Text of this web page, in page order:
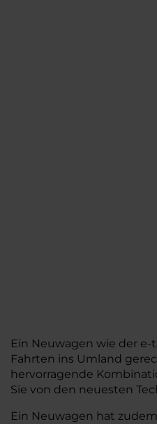
Ein Neuwagen wie der
Fahrten ins Umland
hervorragende
Sie von den neuesten
Ein Neuwagen hat